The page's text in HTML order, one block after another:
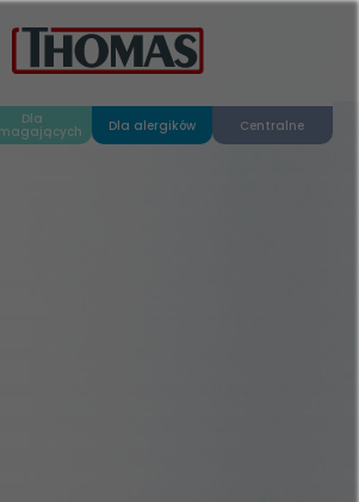
Dla Dla alergików Centralne